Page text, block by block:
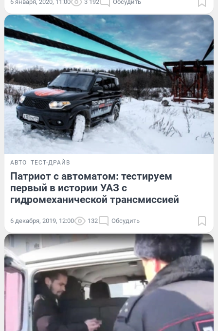
6 января, 2020, 11:00 3 192 Обсудить
АВТО ТЕСТ-ДРАЙВ
Патриот с автоматом: тестируем
первый в истории УАЗ с
гидромеханической трансмиссией
6 декабря, 2019, 12:00 132 Обсудить